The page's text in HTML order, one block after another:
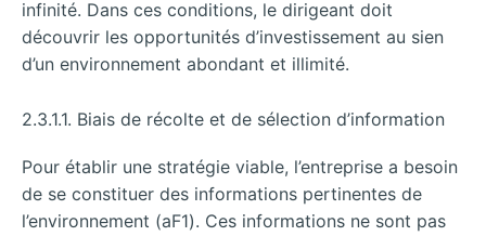
infinité. Dans ces conditions, le dirigeant doit
découvrir les opportunités d’investissement au sien
d’un environnement abondant et illimité.
2.3.1.1. Biais de récolte et de sélection d’information
Pour établir une stratégie viable, l’entreprise a besoin
de se constituer des informations pertinentes de
l’environnement (aF1). Ces informations ne sont pas